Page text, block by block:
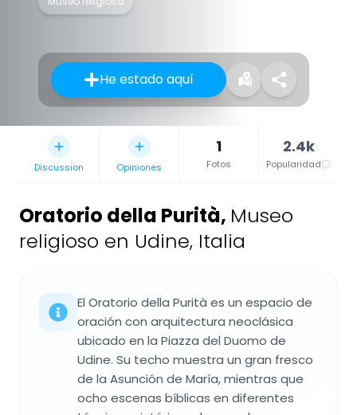
He estado aquí
Discussion Opiniones
1
Fotos
2.4k
Popularidad
Oratorio della Purità, Museo
religioso en Udine, Italia
El Oratorio della Purità es un espacio de
oración con arquitectura neoclásica
ubicado en la Piazza del Duomo de
Udine. Su techo muestra un gran fresco
de la Asunción de María, mientras que
ocho escenas bíblicas en diferentes